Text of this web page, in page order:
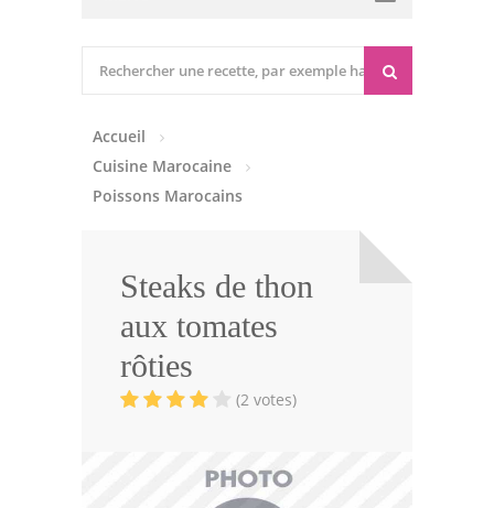
Entrées Froides
Tajines
Viandes
Volailles
Poissons
Accueil
Cuisine Marocaine
Poissons Marocains
Steaks de thon
aux tomates
rôties
(2 votes)